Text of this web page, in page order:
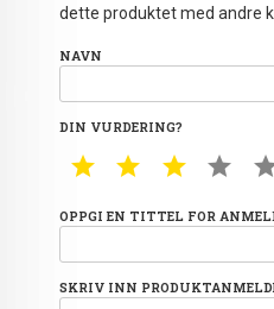
dette produktet med andre
NAVN
DIN VURDERING?
1 STAR2 STAR3 STAR
4
OPPGI EN TITTEL FOR
SKRIV INN